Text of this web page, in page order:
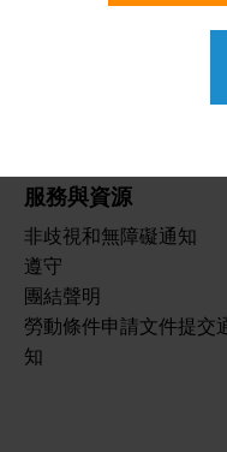
服務與資源
非歧視和無障礙通知
遵守
團結聲明
勞動條件申請文件提交
知